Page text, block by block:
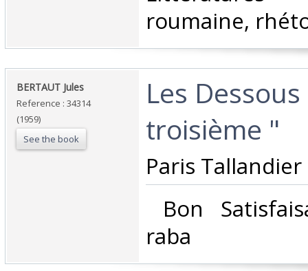
roumaine,
‎BERTAUT Jules‎
Reference : 34314
(1959)
See the book
‎Les
troisième "‎
‎Paris
Bon
raba‎